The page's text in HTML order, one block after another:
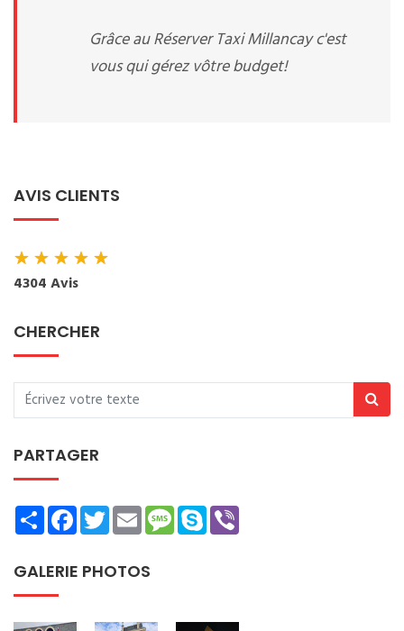
Grâce au Réserver Taxi Millancay c'est
vous qui gérez vôtre budget!
AVIS CLIENTS
★★★★★
4304 Avis
CHERCHER
PARTAGER
ShareFacebookTwitterEmailMessage
Skype
GALERIE PHOTOS